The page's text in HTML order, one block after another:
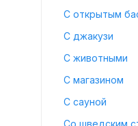
С открытым
С джакузи
С животными
С магазином
С сауной
Со шведским